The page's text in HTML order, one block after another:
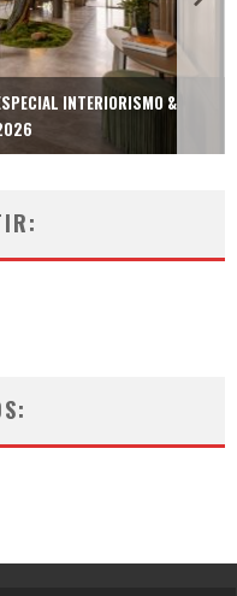
INTERIORISMO &